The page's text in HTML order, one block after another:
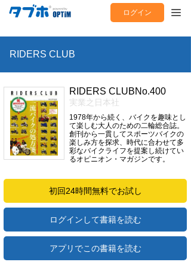
ログイン
RIDERS CLUB
RIDERS CLUBNo.400
実業之日本社
1978年から続く、バイクを趣味とし
て楽しむ大人のための二輪総合誌。
創刊から一貫してスポーツバイクの
楽しみ方を探求、時代に合わせて多
彩なバイクライフを提案し続けてい
るオピニオン・マガジンです。
初回24時間無料でお試し
ログインして書籍を読む
アプリでこの書籍を読む